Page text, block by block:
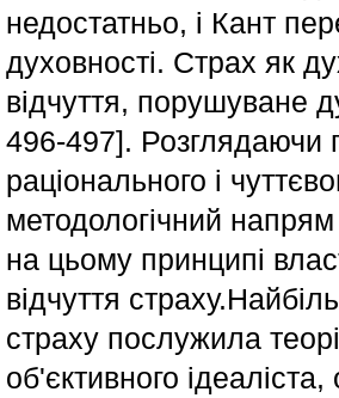
недостатньо, і Кант
духовності. Страх як
відчуття, порушуване
496-497]. Розглядаючи
раціонального і
методологічний
на цьому принципі
відчуття
страху послужила
об'єктивного